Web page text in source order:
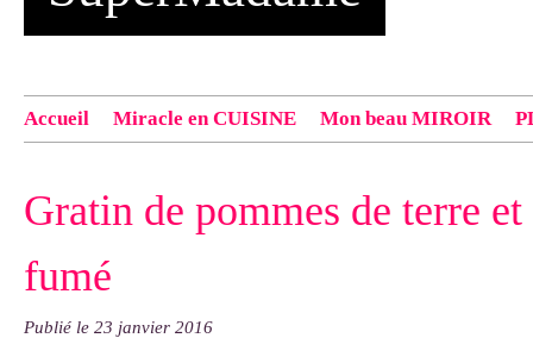
Accueil Miracle en CUISINE Mon beau MIROIR
exemple : "Bonnet cloche From Annie", "Veste Rue
Gratin de pommes de terre et
fumé
Publié le 23 janvier 2016